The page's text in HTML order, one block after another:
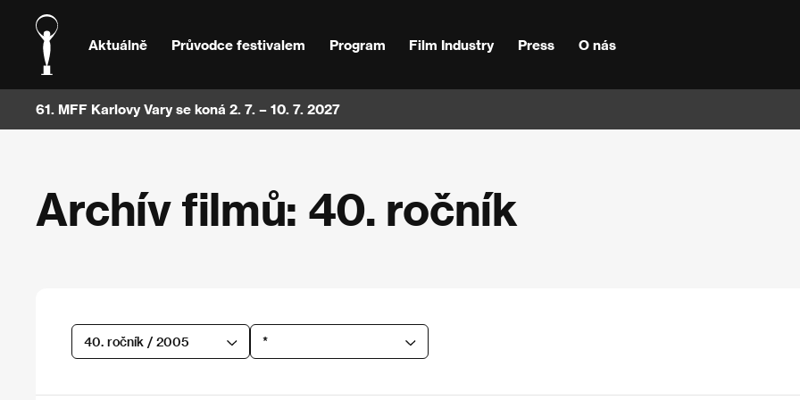
Aktuálně Průvodce festivalem Program Film Industry Press O nás
61. MFF Karlovy Vary se koná 2. 7. – 10. 7. 2027
Archív filmů: 40. ročník
40. ročník / 2005 *